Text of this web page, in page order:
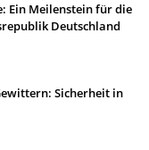
Ein Meilenstein für die
Deutschland
Sicherheit in